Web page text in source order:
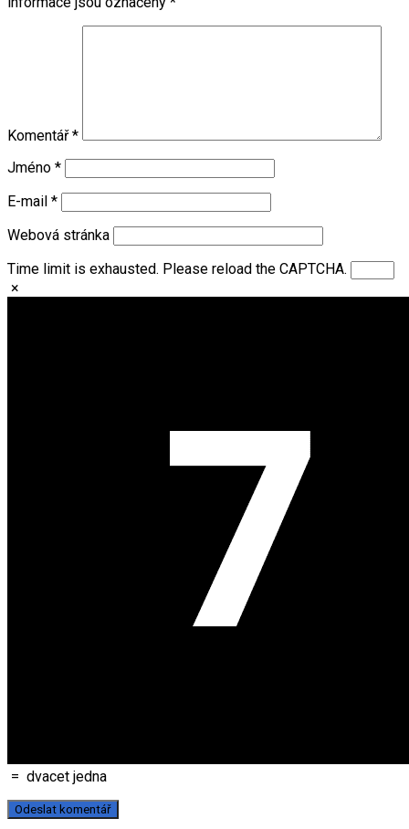
Komentář*
Jméno *
E-mail *
Webová stránka
Time limit is exhausted. Please reload the CAPTCHA.
×
= dvacet jedna